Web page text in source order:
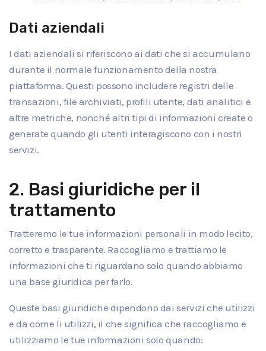
Dati aziendali
I dati aziendali si riferiscono ai dati che si accumulano
durante il normale funzionamento della nostra
piattaforma. Questi possono includere registri delle
transazioni, file archiviati, profili utente, dati analitici e
altre metriche, nonché altri tipi di informazioni create o
generate quando gli utenti interagiscono con i nostri
servizi.
2. Basi giuridiche per il
trattamento
Tratteremo le tue informazioni personali in modo lecito,
corretto e trasparente. Raccogliamo e trattiamo le
informazioni che ti riguardano solo quando abbiamo
una base giuridica per farlo.
Queste basi giuridiche dipendono dai servizi che utilizzi
e da come li utilizzi, il che significa che raccogliamo e
utilizziamo le tue informazioni solo quando: